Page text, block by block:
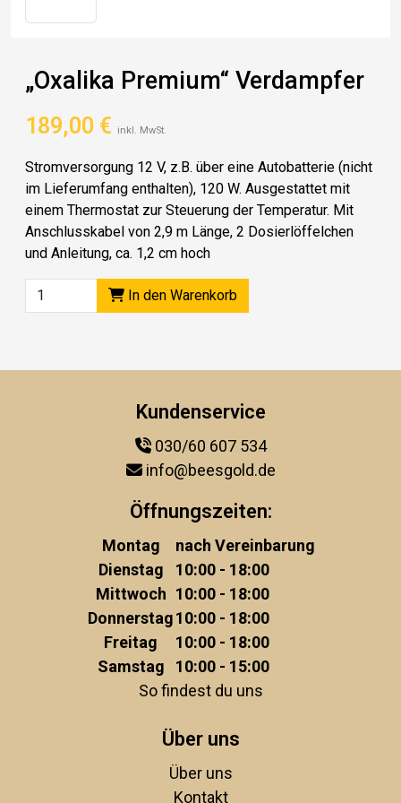
„Oxalika Premium“ Verdampfer
189,00 € inkl. MwSt.
Stromversorgung 12 V, z.B. über eine Autobatterie (nicht
im Lieferumfang enthalten), 120 W. Ausgestattet mit
einem Thermostat zur Steuerung der Temperatur. Mit
Anschlusskabel von 2,9 m Länge, 2 Dosierlöffelchen
und Anleitung, ca. 1,2 cm hoch
In den Warenkorb
Kundenservice
030/60 607 534
info@beesgold.de
Öffnungszeiten:
Montag
nach Vereinbarung
Dienstag
10:00 - 18:00
Mittwoch 10:00 - 18:00
Donnerstag10:00 - 18:00
Freitag
10:00 - 18:00
Samstag
10:00 - 15:00
So findest du uns
Über uns
Über uns
Kontakt